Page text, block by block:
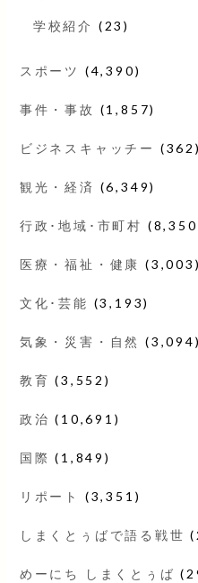
学校紹介 (23)
スポーツ (4,390)
事件・事故 (1,857)
ビジネスキャッチー (362)
観光・経済 (6,349)
行政･地域･市町村
医療・福祉・健康 (3,003)
文化･芸能 (3,193)
気象・災害・自然 (3,094)
教育 (3,552)
政治 (10,691)
国際 (1,849)
リポート (3,351)
しまくとぅばで語る戦世
めーにち しまくとぅば